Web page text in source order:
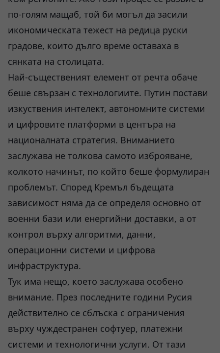
по-голям мащаб, той би могъл да засили
икономическата тежест на редица руски
градове, които дълго време оставаха в
сянката на столицата.
Най-същественият елемент от речта обаче
беше свързан с технологиите. Путин постави
изкуствения интелект, автономните системи
и цифровите платформи в центъра на
националната стратегия. Вниманието
заслужава не толкова самото изброяване,
колкото начинът, по който беше формулиран
проблемът. Според Кремъл бъдещата
зависимост няма да се определя основно от
военни бази или енергийни доставки, а от
контрол върху алгоритми, данни,
операционни системи и цифрова
инфраструктура.
Тук има нещо, което заслужава особено
внимание. През последните години Русия
действително се сблъска с ограничения
върху чуждестранен софтуер, платежни
системи и технологични услуги. От тази